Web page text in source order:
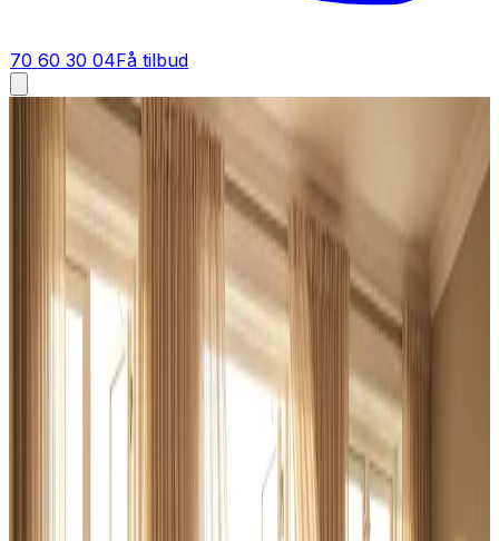
70 60 30 04Få tilbud
Industriventilation iAalborg
Industriventilation i Aalborg
Skal et produktions- eller lagermiljø i Aalborg have styr
på luftkvaliteten? Vi designer ventilationsløsninger der
håndterer store luftmængder, procesforurening og
varmegenvinding — med fast pris fra start.